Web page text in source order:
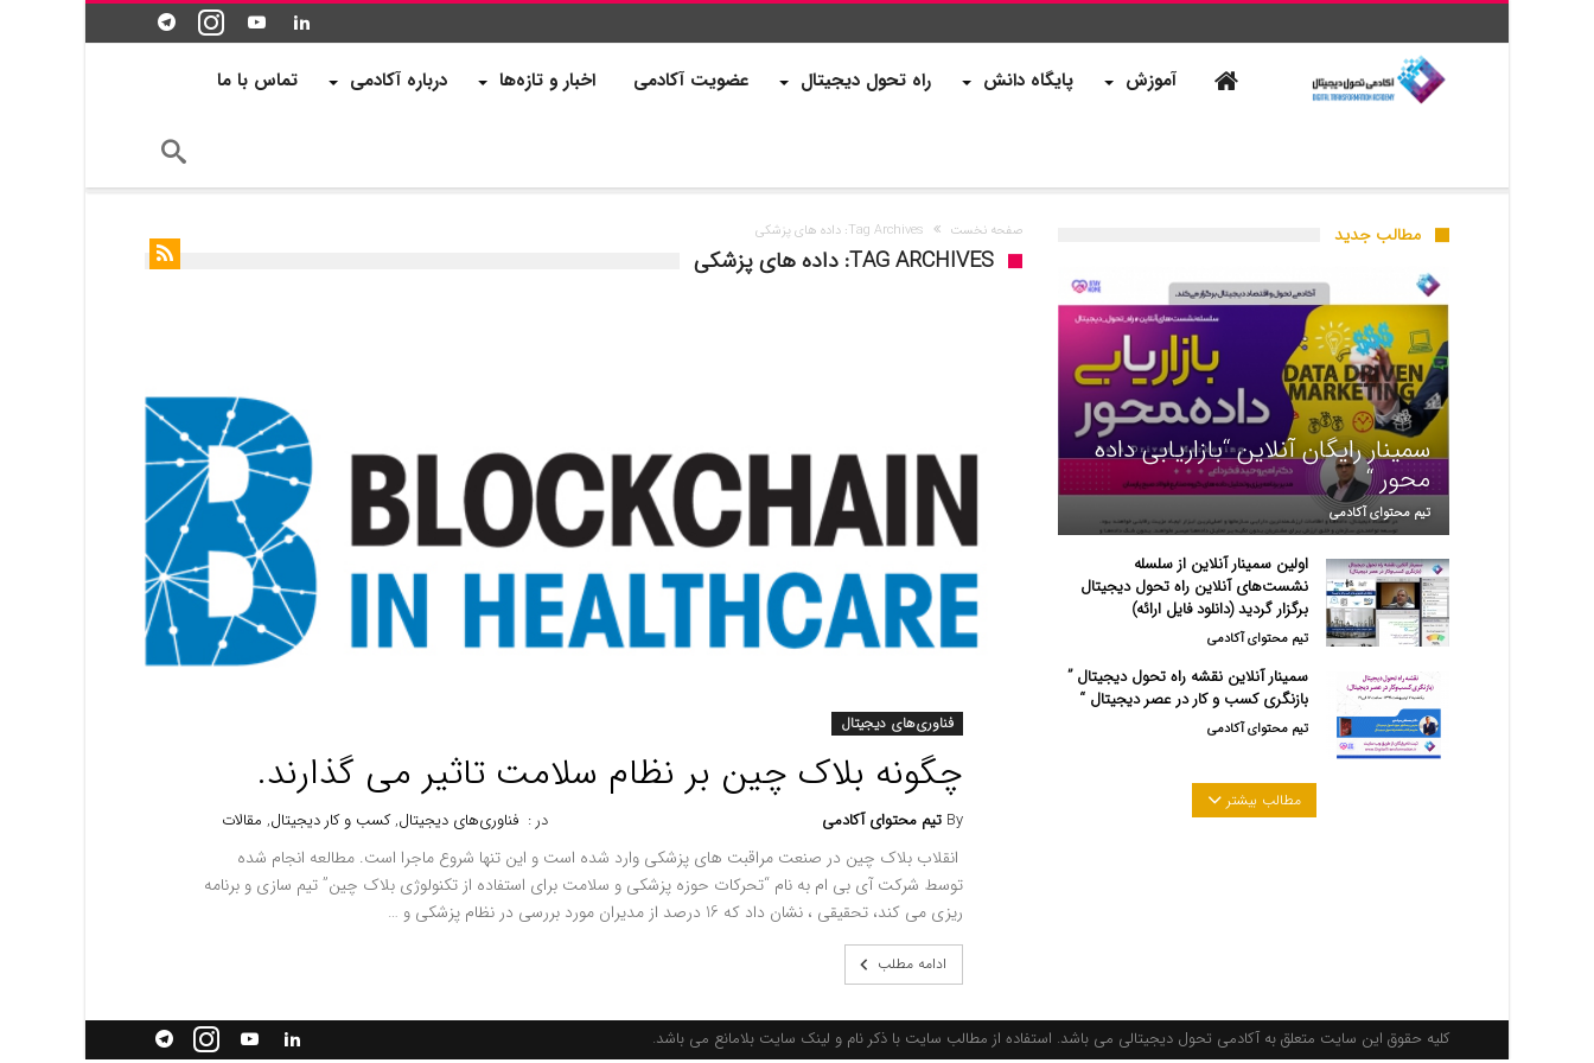
آموزش پایگاه دانش راه تحول دیجیتال عضویت آکادمی اخبار و تازه‌ها درباره آکادمی تماس با ما
صفحه نخست Tag Archives: داده های پزشکی
TAG ARCHIVES: داده های پزشکی
فناوری‌های دیجیتال
چگونه بلاک چین بر نظام سلامت تاثیر می گذارند.
By تیم محتوای آکادمی در : فناوری‌های دیجیتال,کسب و کار دیجیتال, مقالات
انقلاب بلاک چین در صنعت مراقبت های پزشکی وارد شده است و این تنها شروع ماجرا است. مطالعه انجام شده
توسط شرکت آی بی ام به نام “تحرکات حوزه پزشکی و سلامت برای استفاده از تکنولوژی بلاک چین” تیم سازی و برنامه
ریزی می کند، تحقیقی ، نشان داد که 16 درصد از مدیران مورد بررسی در نظام پزشکی و …
ادامه مطلب
مطالب جدید
سمینار رایگان آنلاین “بازاریابی داده
محور “
تیم محتوای آکادمی
اولین سمینار آنلاین از سلسله
نشست‌های آنلاین راه تحول دیجیتال
برگزار گردید (دانلود فایل ارائه)
تیم محتوای آکادمی
سمینار آنلاین نقشه راه تحول دیجیتال ”
بازنگری کسب و کار در عصر دیجیتال “
تیم محتوای آکادمی
مطالب بیشتر
کلیه حقوق این سایت متعلق به آکادمی تحول دیجیتالی می باشد. استفاده از مطالب سایت با ذکر نام و لینک سایت بلامانع می باشد.